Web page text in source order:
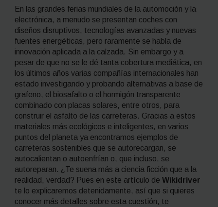
En las grandes ferias mundiales de la automoción y la
electrónica, a menudo se presentan coches con
diseños disruptivos, tecnologías avanzadas y nuevas
fuentes energéticas, pero raramente se habla de
innovación aplicada a la calzada. Sin embargo y a
pesar de que no se le dé tanta cobertura mediática, en
los últimos años varias compañías internacionales han
estado investigando y probando alternativas a base de
grafeno, el biosafalto o el hormigón transparente
combinado con placas solares, entre otros, para
construir el asfalto de las carreteras. Gracias a estos
materiales más ecológicos e inteligentes, en varios
puntos del planeta ya encontramos ejemplos de
carreteras sostenibles que se autorecargan, se
autocalientan o autoenfrían o, que incluso, se
autoreparan. ¿Te suena más a ciencia ficción que a la
realidad, verdad? Pues en este artículo de Wikidriver
te lo explicaremos detenidamente, así que si quieres
conocer más detalles sobre esta cuestión, te